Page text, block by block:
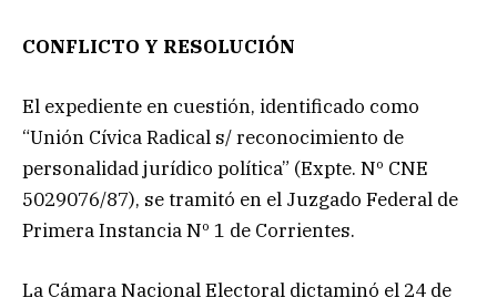
CONFLICTO Y RESOLUCIÓN
El expediente en cuestión, identificado como
“Unión Cívica Radical s/ reconocimiento de
personalidad jurídico política” (Expte. Nº CNE
5029076/87), se tramitó en el Juzgado Federal de
Primera Instancia Nº 1 de Corrientes.
La Cámara Nacional Electoral dictaminó el 24 de